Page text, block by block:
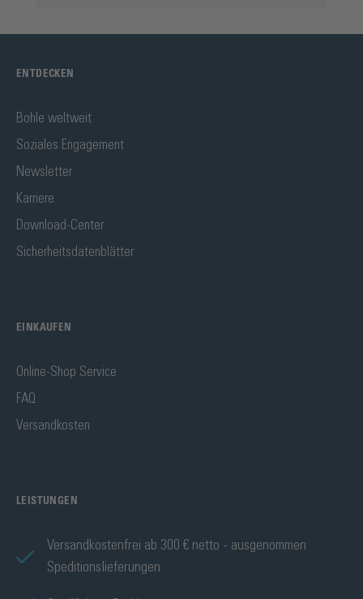
ENTDECKEN
Bohle weltweit
Soziales Engagement
Newsletter
Karriere
Download-Center
Sicherheitsdatenblätter
EINKAUFEN
Online-Shop Service
FAQ
Versandkosten
LEISTUNGEN
Versandkostenfrei ab 300 € netto - ausgenommen
Speditionslieferungen